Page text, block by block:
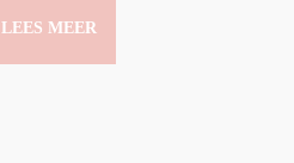
LEES MEER